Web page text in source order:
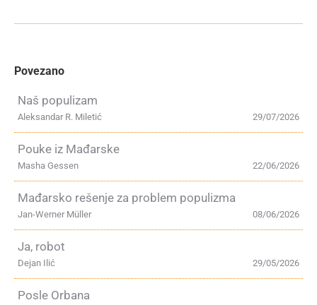
Povezano
Naš populizam
29/07/2026
Aleksandar R. Miletić
Pouke iz Mađarske
22/06/2026
Masha Gessen
Mađarsko rešenje za problem populizma
08/06/2026
Jan-Werner Müller
Ja, robot
29/05/2026
Dejan Ilić
Posle Orbana